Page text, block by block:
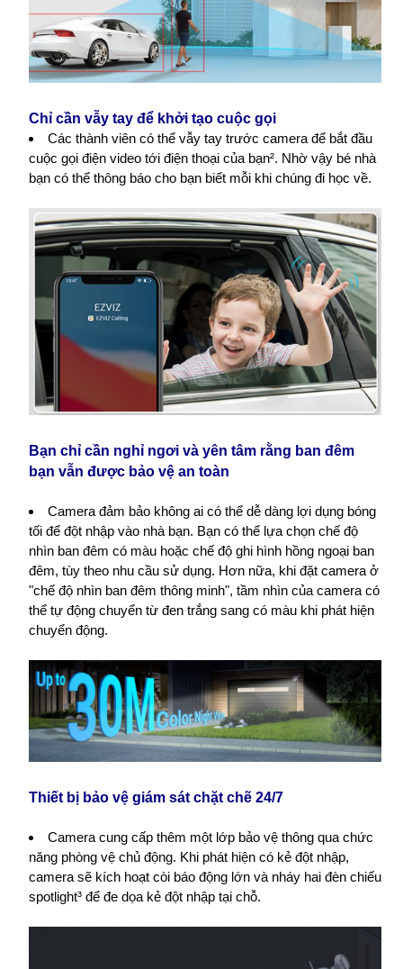
Chỉ cần vẫy tay để khởi tạo cuộc gọi
Các thành viên có thể vẫy tay trước camera để bắt đầu
cuộc gọi điện video tới điện thoại của bạn². Nhờ vậy bé nhà
bạn có thể thông báo cho bạn biết mỗi khi chúng đi học về.
Bạn chỉ cần nghỉ ngơi và yên tâm rằng ban đêm
bạn vẫn được bảo vệ an toàn
Camera đảm bảo không ai có thể dễ dàng lợi dụng bóng
tối để đột nhập vào nhà bạn. Bạn có thể lựa chọn chế độ
nhìn ban đêm có màu hoặc chế độ ghi hình hồng ngoại ban
đêm, tùy theo nhu cầu sử dụng. Hơn nữa, khi đặt camera ở
"chế độ nhìn ban đêm thông minh", tầm nhìn của camera có
thể tự động chuyển từ đen trắng sang có màu khi phát hiện
chuyển động.
Thiết bị bảo vệ giám sát chặt chẽ 24/7
Camera cung cấp thêm một lớp bảo vệ thông qua chức
năng phòng vệ chủ động. Khi phát hiện có kẻ đột nhập,
camera sẽ kích hoạt còi báo động lớn và nháy hai đèn chiếu
spotlight³ để đe dọa kẻ đột nhập tại chỗ.